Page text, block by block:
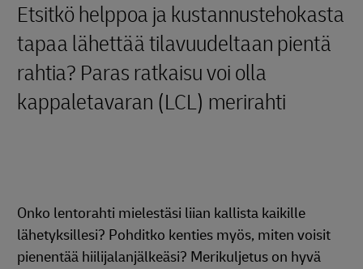
Etsitkö helppoa ja kustannustehokasta
tapaa lähettää tilavuudeltaan pientä
rahtia? Paras ratkaisu voi olla
kappaletavaran (LCL) merirahti
Onko lentorahti mielestäsi liian kallista kaikille
lähetyksillesi? Pohditko kenties myös, miten voisit
pienentää hiilijalanjälkeäsi? Merikuljetus on hyvä